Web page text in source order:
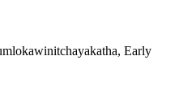
Early